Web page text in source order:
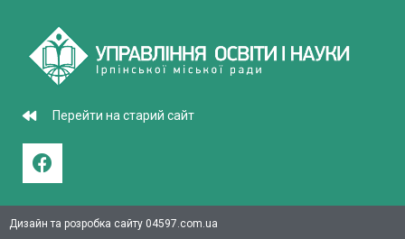
Перейти на старий сайт
Дизайн та розробка сайту 04597.com.ua